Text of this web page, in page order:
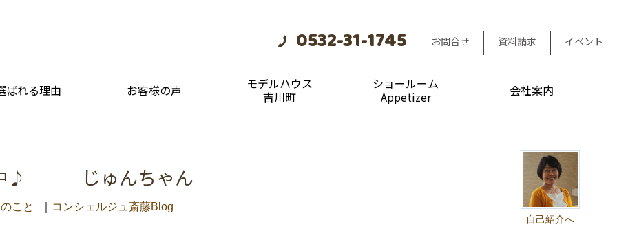
0532-31-1745 お問合せ 資料請求 イベント
ばれる理由 お客様の声
モデルハウス
吉川町
ショールーム
Appetizer
会社案内
自己紹介へ
中♪ じゅんちゃん
こと コンシェルジュ斎藤Blog